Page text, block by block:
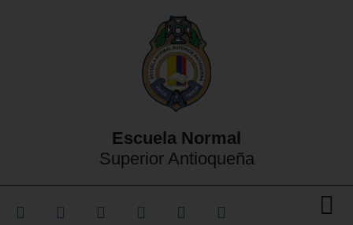
Escuela Normal
Superior Antioqueña